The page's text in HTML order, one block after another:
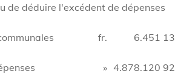
de déduire l'excédent de dépenses
fr. 6.451 13
» 4.878.120 92